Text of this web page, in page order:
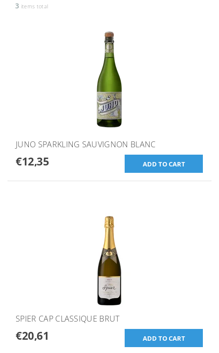
3 items total
JUNO SPARKLING SAUVIGNON BLANC
€12,35
SPIER CAP CLASSIQUE BRUT
€20,61